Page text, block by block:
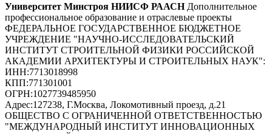
Университет Минстроя НИИСФ РААСН Дополнительное
профессиональное образование и отраслевые проекты
ФЕДЕРАЛЬНОЕ ГОСУДАРСТВЕННОЕ БЮДЖЕТНОЕ
УЧРЕЖДЕНИЕ "НАУЧНО-ИССЛЕДОВАТЕЛЬСКИЙ
ИНСТИТУТ СТРОИТЕЛЬНОЙ ФИЗИКИ РОССИЙСКОЙ
АКАДЕМИИ АРХИТЕКТУРЫ И СТРОИТЕЛЬНЫХ НАУК":
ИНН:7713018998
КПП:771301001
ОГРН:1027739485950
Адрес:127238, Г.Москва, Локомотивный проезд, д.21
ОБЩЕСТВО С ОГРАНИЧЕННОЙ ОТВЕТСТВЕННОСТЬЮ
"МЕЖДУНАРОДНЫЙ ИНСТИТУТ ИННОВАЦИОННЫХ